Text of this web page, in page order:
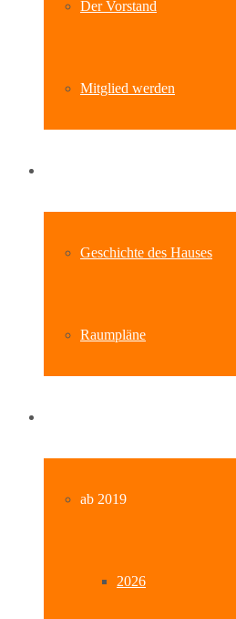
Der Vorstand
Mitglied werden
Geschichte des Hauses
Raumpläne
ab 2019
2026